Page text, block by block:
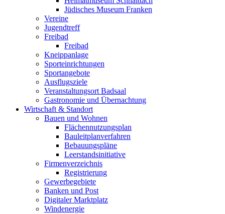
Jüdisches Museum Franken
Vereine
Jugendtreff
Freibad
Freibad
Kneippanlage
Sporteinrichtungen
Sportangebote
Ausflugsziele
Veranstaltungsort Badsaal
Gastronomie und Übernachtung
Wirtschaft & Standort
Bauen und Wohnen
Flächennutzungsplan
Bauleitplanverfahren
Bebauungspläne
Leerstandsinitiative
Firmenverzeichnis
Registrierung
Gewerbegebiete
Banken und Post
Digitaler Marktplatz
Windenergie